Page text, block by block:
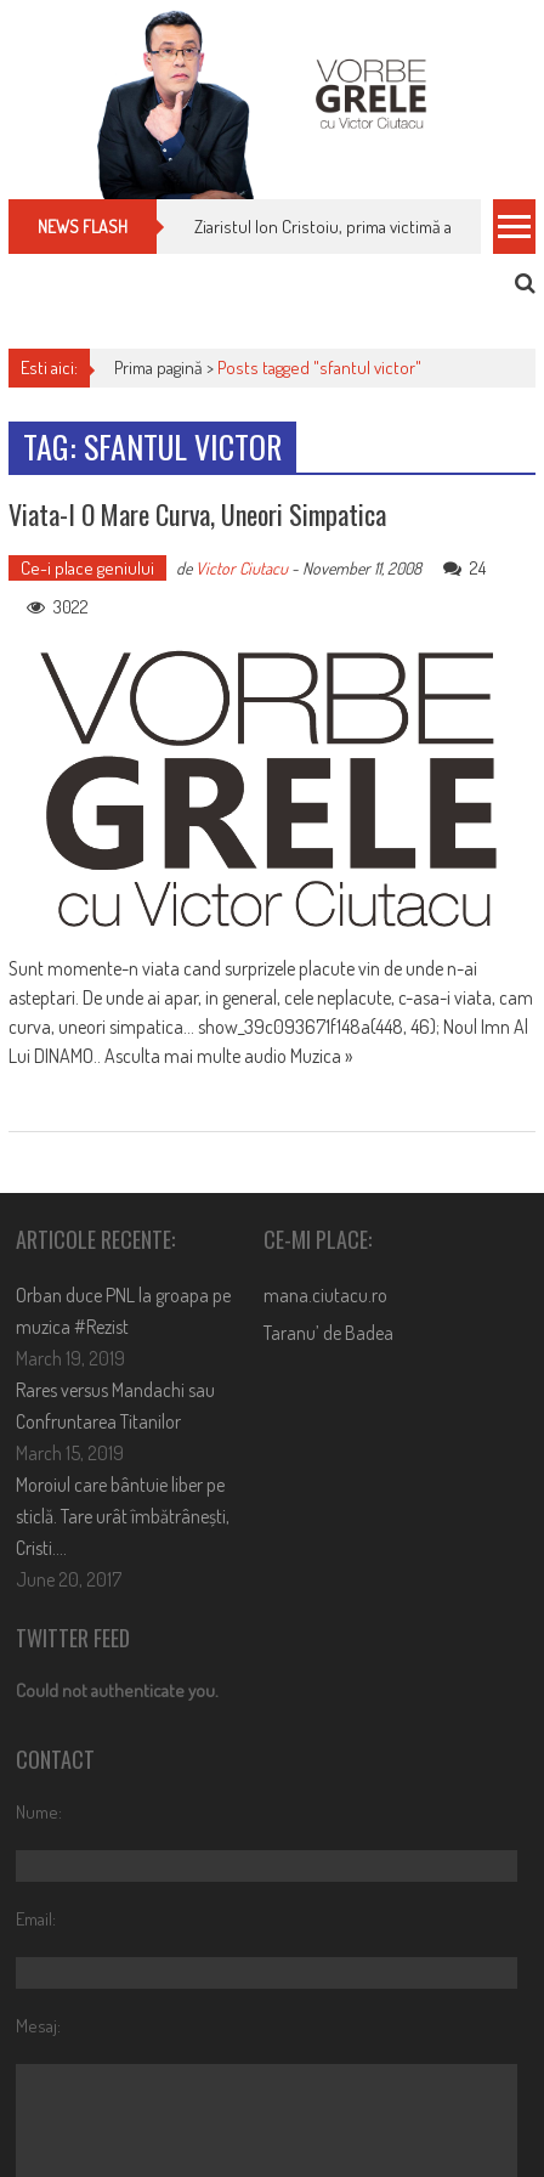
NEWS FLASH Ziaristul Ion Cristoiu, prima victimă a noi
Esti aici: Prima pagină > Posts tagged "sfantul victor"
TAG: SFANTUL VICTOR
Viata-I O Mare Curva, Uneori Simpatica
Ce-i place geniului de Victor Ciutacu- November 11, 2008
24
3022
Sunt momente-n viata cand surprizele placute vin de unde n-ai
asteptari. De unde ai apar, in general, cele neplacute, c-asa-i viata, cam
curva, uneori simpatica... show_39c093671f148a(448, 46); Noul Imn Al
Lui DINAMO.. Asculta mai multe audio Muzica »
ARTICOLE RECENTE:
Orban duce PNL la groapa pe
muzica #Rezist
March 19, 2019
Rares versus Mandachi sau
Confruntarea Titanilor
March 15, 2019
Moroiul care bântuie liber pe
sticlă. Tare urât îmbătrânești,
Cristi….
June 20, 2017
CE-MI PLACE:
mana.ciutacu.ro
Taranu’ de Badea
TWITTER FEED
Could not authenticate you.
CONTACT
Nume:
Email:
Mesaj: